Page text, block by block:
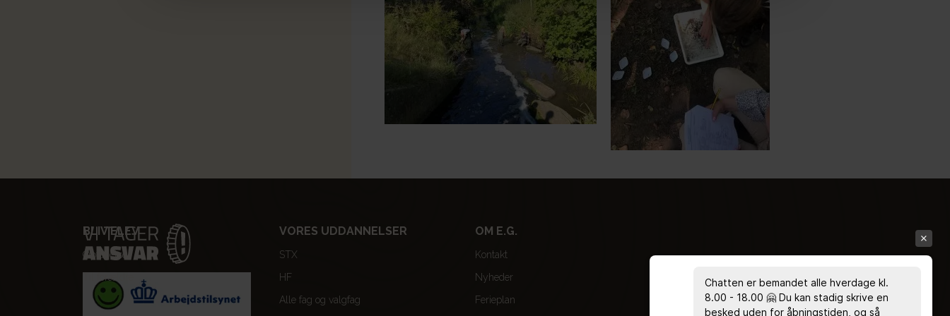
BLIV ELEV
Optagelse
Til forældre
VORES UDDANNELSER
STX
HF
Alle fag og valgfag
OM E.G.
Kontakt
Nyheder
Ferieplan
Chatten er bemandet alle hverdage kl.
8.00 - 18.00 🤗 Du kan stadig skrive en
besked uden for åbningstiden, og så